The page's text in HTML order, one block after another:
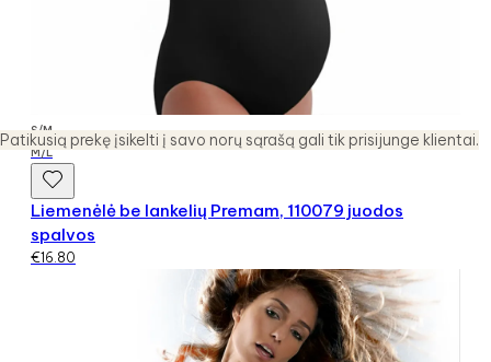
Patikusią prekę įsikelti į savo norų sąrašą gali tik prisijunge klientai.
S/M
M/L
Liemenėlė be lankelių Premam, 110079 juodos
spalvos
€16.80